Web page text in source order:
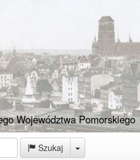
Województwa Pomorskiego
Szukaj Toggle Dropdown